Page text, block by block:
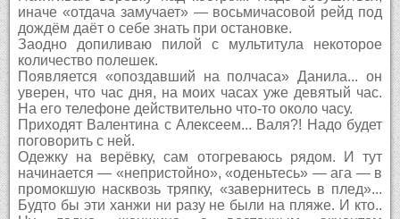
иначе «отдача замучает» — восьмичасовой рейд под
дождём даёт о себе знать при остановке.
Заодно допиливаю пилой с мультитула некоторое
количество полешек.
Появляется «опоздавший на полчаса» Данила... он
уверен, что час дня, на моих часах уже девятый час.
На его телефоне действительно что-то около часу.
Приходят Валентина с Алексеем... Валя?! Надо будет
поговорить с ней.
Одежку на верёвку, сам отогреваюсь рядом. И тут
начинается — «непристойно», «оденьтесь» — ага — в
промокшую насквозь тряпку, «завернитесь в плед»...
Будто бы эти ханжи ни разу не были на пляже. И кто..